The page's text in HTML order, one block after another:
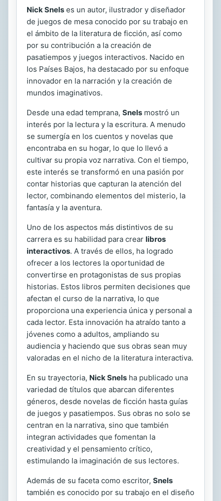
Nick Snels es un autor, ilustrador y diseñador
de juegos de mesa conocido por su trabajo en
el ámbito de la literatura de ficción, así como
por su contribución a la creación de
pasatiempos y juegos interactivos. Nacido en
los Países Bajos, ha destacado por su enfoque
innovador en la narración y la creación de
mundos imaginativos.
Desde una edad temprana, Snels mostró un
interés por la lectura y la escritura. A menudo
se sumergía en los cuentos y novelas que
encontraba en su hogar, lo que lo llevó a
cultivar su propia voz narrativa. Con el tiempo,
este interés se transformó en una pasión por
contar historias que capturan la atención del
lector, combinando elementos del misterio, la
fantasía y la aventura.
Uno de los aspectos más distintivos de su
carrera es su habilidad para crear libros
interactivos. A través de ellos, ha logrado
ofrecer a los lectores la oportunidad de
convertirse en protagonistas de sus propias
historias. Estos libros permiten decisiones que
afectan el curso de la narrativa, lo que
proporciona una experiencia única y personal a
cada lector. Esta innovación ha atraído tanto a
jóvenes como a adultos, ampliando su
audiencia y haciendo que sus obras sean muy
valoradas en el nicho de la literatura interactiva.
En su trayectoria, Nick Snels ha publicado una
variedad de títulos que abarcan diferentes
géneros, desde novelas de ficción hasta guías
de juegos y pasatiempos. Sus obras no solo se
centran en la narrativa, sino que también
integran actividades que fomentan la
creatividad y el pensamiento crítico,
estimulando la imaginación de sus lectores.
Además de su faceta como escritor, Snels
también es conocido por su trabajo en el diseño